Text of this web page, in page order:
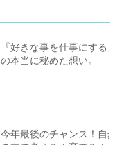
『好きな事を仕事にする』
の本当に秘めた想い。
今年最後のチャンス！自然